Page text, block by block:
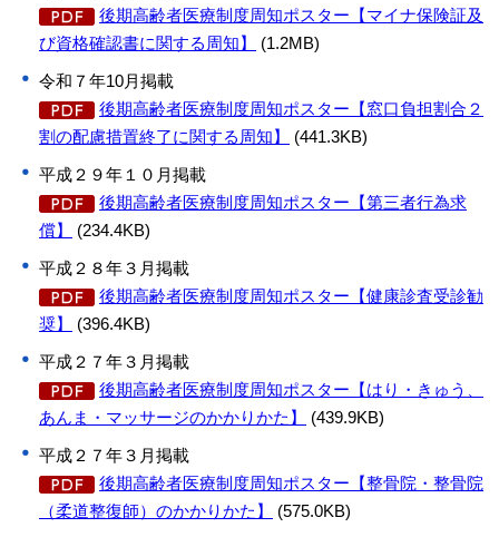
後期高齢者医療制度周知ポスター【マイナ保険証及
び資格確認書に関する周知】
(1.2MB)
令和７年10月掲載
後期高齢者医療制度周知ポスター【窓口負担割合２
割の配慮措置終了に関する周知】
(441.3KB)
平成２９年１０月掲載
後期高齢者医療制度周知ポスター【第三者行為求
償】
(234.4KB)
平成２８年３月掲載
後期高齢者医療制度周知ポスター【健康診査受診勧
奨】
(396.4KB)
平成２７年３月掲載
後期高齢者医療制度周知ポスター【はり・きゅう、
あんま・マッサージのかかりかた】
(439.9KB)
平成２７年３月掲載
後期高齢者医療制度周知ポスター【整骨院・整骨院
（柔道整復師）のかかりかた】
(575.0KB)